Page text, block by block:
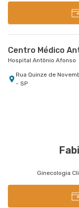
Centro Médico
Hospital Antônio Afonso
Rua Quinze de
- SP
Ginecologia